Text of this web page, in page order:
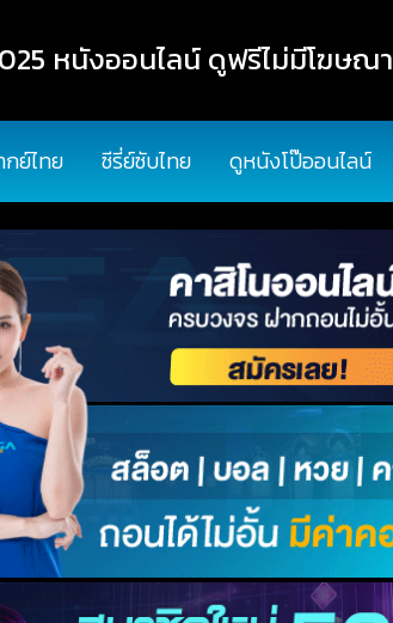
หนังออนไลน์ ดูฟรีไม่มีโฆษณา
ย์ไทย ซีรี่ย์ซับไทย ดูหนังโป๊ออนไลน์